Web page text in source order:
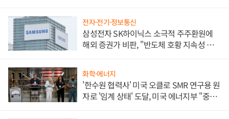
전자·전기·정보통신
삼성전자 SK하이닉스 소극적 주주환원에
해외 증권가 비판, "반도체 호황 지속성 의
화학·에너지
'한수원 협력사' 미국 오클로 SMR 연구용 원
자로 '임계 상태' 도달, 미국 에너지부 "중요